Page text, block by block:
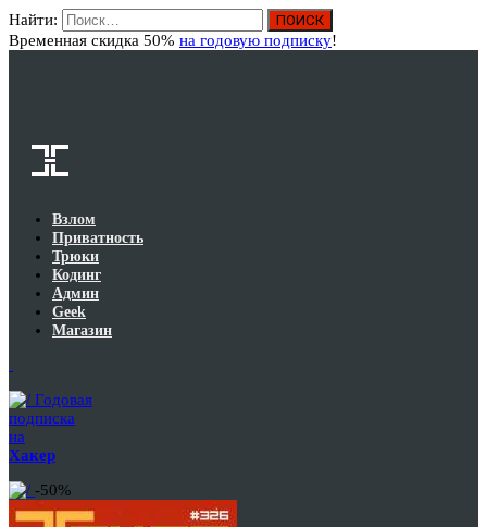
Найти:
Временная скидка 50% на годовую подписку!
Взлом
Приватность
Трюки
Кодинг
Админ
Geek
Магазин
Годовая
подписка
на
Хакер
-50%